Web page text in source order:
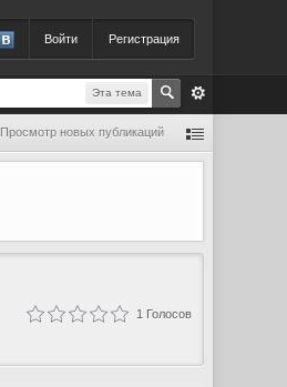
Войти Регистрация
Эта тема
Просмотр новых публикаций
1 Голосов